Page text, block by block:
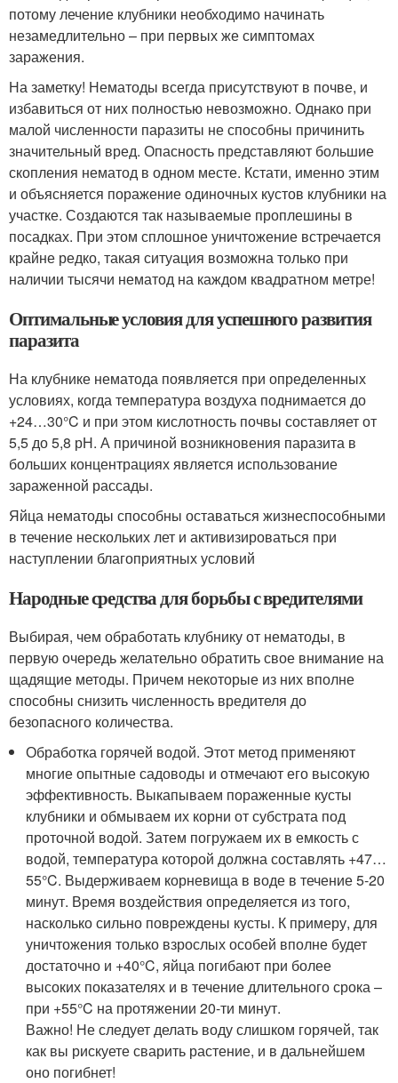
потому лечение клубники необходимо начинать
незамедлительно – при первых же симптомах
заражения.
На заметку! Нематоды всегда присутствуют в почве, и
избавиться от них полностью невозможно. Однако при
малой численности паразиты не способны причинить
значительный вред. Опасность представляют большие
скопления нематод в одном месте. Кстати, именно этим
и объясняется поражение одиночных кустов клубники на
участке. Создаются так называемые проплешины в
посадках. При этом сплошное уничтожение встречается
крайне редко, такая ситуация возможна только при
наличии тысячи нематод на каждом квадратном метре!
Оптимальные условия для успешного развития
паразита
На клубнике нематода появляется при определенных
условиях, когда температура воздуха поднимается до
+24…30°C и при этом кислотность почвы составляет от
5,5 до 5,8 рН. А причиной возникновения паразита в
больших концентрациях является использование
зараженной рассады.
Яйца нематоды способны оставаться жизнеспособными
в течение нескольких лет и активизироваться при
наступлении благоприятных условий
Народные средства для борьбы с вредителями
Выбирая, чем обработать клубнику от нематоды, в
первую очередь желательно обратить свое внимание на
щадящие методы. Причем некоторые из них вполне
способны снизить численность вредителя до
безопасного количества.
Обработка горячей водой. Этот метод применяют
многие опытные садоводы и отмечают его высокую
эффективность. Выкапываем пораженные кусты
клубники и обмываем их корни от субстрата под
проточной водой. Затем погружаем их в емкость с
водой, температура которой должна составлять +47…
55°C. Выдерживаем корневища в воде в течение 5-20
минут. Время воздействия определяется из того,
насколько сильно повреждены кусты. К примеру, для
уничтожения только взрослых особей вполне будет
достаточно и +40°C, яйца погибают при более
высоких показателях и в течение длительного срока –
при +55°C на протяжении 20-ти минут.
Важно! Не следует делать воду слишком горячей, так
как вы рискуете сварить растение, и в дальнейшем
оно погибнет!